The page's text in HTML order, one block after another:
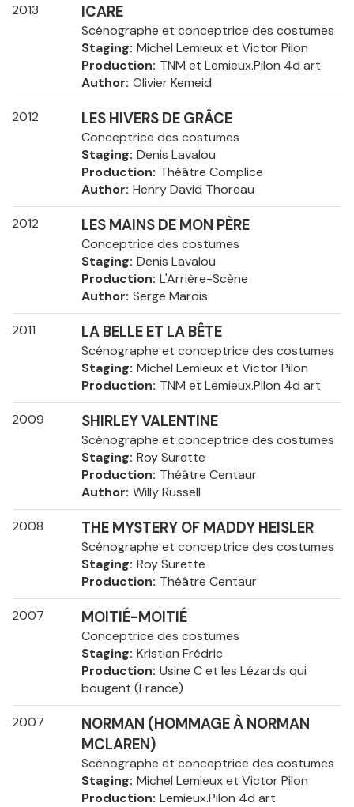
2013 ICARE
Scénographe et conceptrice des costumes
Staging Michel Lemieux et Victor Pilon
Production TNM et Lemieux.Pilon 4d art
Author Olivier Kemeid
2012 LES HIVERS DE GRÂCE
Conceptrice des costumes
Staging Denis Lavalou
Production Théâtre Complice
Author Henry David Thoreau
2012 LES MAINS DE MON PÈRE
Conceptrice des costumes
Staging Denis Lavalou
Production L'Arrière-Scène
Author Serge Marois
2011 LA BELLE ET LA BÊTE
Scénographe et conceptrice des costumes
Staging Michel Lemieux et Victor Pilon
Production TNM et Lemieux.Pilon 4d art
2009 SHIRLEY VALENTINE
Scénographe et conceptrice des costumes
Staging Roy Surette
Production Théâtre Centaur
Author Willy Russell
2008 THE MYSTERY OF MADDY HEISLER
Scénographe et conceptrice des costumes
Staging Roy Surette
Production Théâtre Centaur
2007 MOITIÉ-MOITIÉ
Conceptrice des costumes
Staging Kristian Frédric
Production Usine C et les Lézards qui
bougent (France)
2007
NORMAN (HOMMAGE À NORMAN
MCLAREN)
Scénographe et conceptrice des costumes
Staging Michel Lemieux et Victor Pilon
Production Lemieux.Pilon 4d art